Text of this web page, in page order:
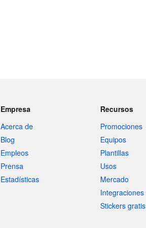
Empresa
Acerca de
Blog
Empleos
Prensa
Estadísticas
Recursos
Promociones
Equipos
Plantillas
Usos
Mercado
Integraciones
Stickers gratis